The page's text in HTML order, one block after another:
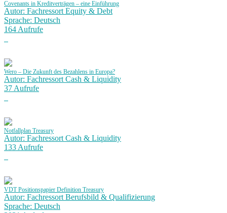
Covenants in Kreditverträgen – eine Einführung
Autor: Fachressort Equity & Debt
Sprache: Deutsch
164 Aufrufe
Wero – Die Zukunft des Bezahlens in Europa?
Autor: Fachressort Cash & Liquidity
37 Aufrufe
Notfallplan Treasury
Autor: Fachressort Cash & Liquidity
133 Aufrufe
VDT Positionspapier Definition Treasury
Autor: Fachressort Berufsbild & Qualifizierung
Sprache: Deutsch